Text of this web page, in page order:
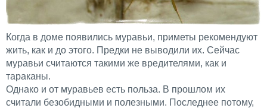
Когда в доме появились муравьи, приметы рекомендуют
жить, как и до этого. Предки не выводили их. Сейчас
муравьи считаются такими же вредителями, как и
тараканы.
Однако и от муравьев есть польза. В прошлом их
считали безобидными и полезными. Последнее потому,